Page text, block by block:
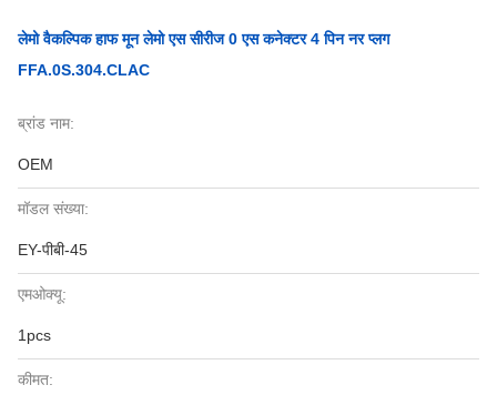
लेमो वैकल्पिक हाफ मून लेमो एस सीरीज 0 एस कनेक्टर 4 पिन नर प्लग
FFA.0S.304.CLAC
ब्रांड नाम:
OEM
मॉडल संख्या:
EY-पीबी-45
एमओक्यू:
1pcs
कीमत: